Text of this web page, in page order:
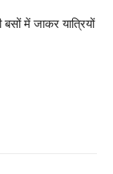
में जाकर यात्रियों